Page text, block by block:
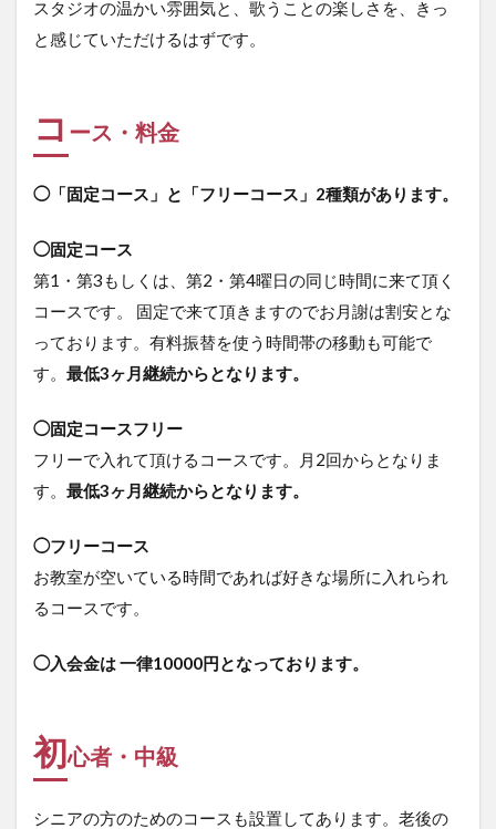
スタジオの温かい雰囲気と、歌うことの楽しさを、きっ
と感じていただけるはずです。
コ ース・料金
◯「固定コース」と「フリーコース」2種類があります。
◯固定コース
第1・第3もしくは、第2・第4曜日の同じ時間に来て頂く
コースです。 固定で来て頂きますのでお月謝は割安とな
っております。有料振替を使う時間帯の移動も可能で
す。 最低3ヶ月継続からとなります。
◯固定コースフリー
フリーで入れて頂けるコースです。月2回からとなりま
す。 最低3ヶ月継続からとなります。
◯フリーコース
お教室が空いている時間であれば好きな場所に入れられ
るコースです。
◯入会金は 一律10000円となっております。
初心者・中級
シニアの方のためのコースも設置してあります。老後の